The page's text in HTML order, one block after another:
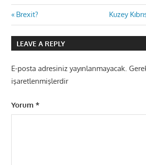
Yazı
gezinmesi
Previous
Post:
Brexit?
Next
Post:
Kuzey
LEAVE A REPLY
E-posta adresiniz yayınlanmayacak.
işaretlenmişlerdir
Yorum *